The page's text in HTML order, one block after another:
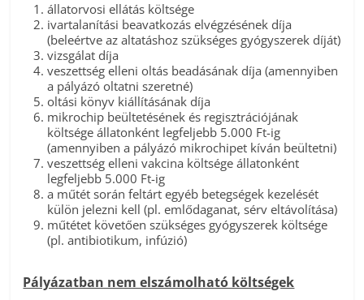
állatorvosi ellátás költsége
ivartalanítási beavatkozás elvégzésének díja
(beleértve az altatáshoz szükséges gyógyszerek díját)
vizsgálat díja
veszettség elleni oltás beadásának díja (amennyiben
a pályázó oltatni szeretné)
oltási könyv kiállításának díja
mikrochip beültetésének és regisztrációjának
költsége állatonként legfeljebb 5.000 Ft-ig
(amennyiben a pályázó mikrochipet kíván beültetni)
veszettség elleni vakcina költsége állatonként
legfeljebb 5.000 Ft-ig
a műtét során feltárt egyéb betegségek kezelését
külön jelezni kell (pl. emlődaganat, sérv eltávolítása)
műtétet követően szükséges gyógyszerek költsége
(pl. antibiotikum, infúzió)
Pályázatban nem elszámolható költségek